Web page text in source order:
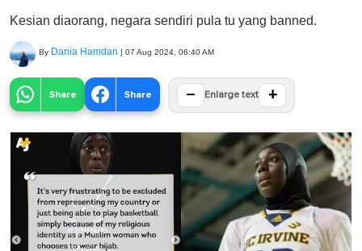
Kesian diaorang, negara sendiri pula tu yang banned.
By Dania Hamdan | 07 Aug 2024, 06:40 AM
Share Share − Enlarge text +